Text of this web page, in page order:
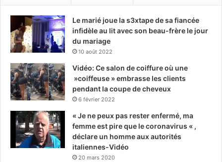
Le marié joue la s3xtape de sa fiancée
infidèle au lit avec son beau-frère le jour
du mariage
10 août 2022
Vidéo: Ce salon de coiffure où une
»coiffeuse » embrasse les clients
pendant la coupe de cheveux
6 février 2022
« Je ne peux pas rester enfermé, ma
femme est pire que le coronavirus « ,
déclare un homme aux autorités
italiennes-Vidéo
20 mars 2020